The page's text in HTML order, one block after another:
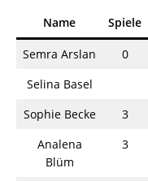
Name Spiele
Semra Arslan 0
Selina Basel
Sophie Becke
3
Analena
Blüm
3